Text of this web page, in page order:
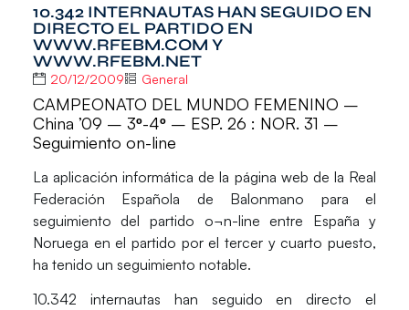
10.342 INTERNAUTAS HAN SEGUIDO EN
DIRECTO EL PARTIDO EN
WWW.RFEBM.COM Y
WWW.RFEBM.NET
20/12/2009 General
CAMPEONATO DEL MUNDO FEMENINO –
China ’09 – 3º-4º – ESP. 26 : NOR. 31 –
Seguimiento on-line
La aplicación informática de la página web de la Real
Federación Española de Balonmano para el
seguimiento del partido o¬n-line entre España y
Noruega en el partido por el tercer y cuarto puesto,
ha tenido un seguimiento notable.
10.342 internautas han seguido en directo el